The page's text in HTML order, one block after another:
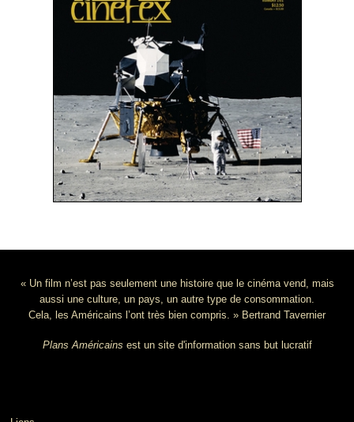
« Un film n’est pas seulement une histoire que le cinéma vend, mais
aussi une culture, un pays, un autre type de consommation.
Cela, les Américains l’ont très bien compris. » Bertrand Tavernier
Plans Américains est un site d'information sans but lucratif